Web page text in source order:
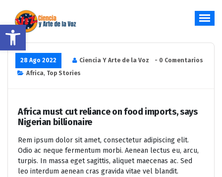
Abrir barra de herramientas
contenido
Hablar y Cantar desde el Corazón
28 Ago 2022 Ciencia Y Arte de la Voz
- 0 Comentarios
Africa, Top Stories
Africa must cut reliance on food imports, says
Nigerian billionaire
Rem ipsum dolor sit amet, consectetur adipiscing elit.
Odio ac neque fermentum morbi. Aenean lectus eu, arcu,
turpis. In massa eget sagittis, aliquet maecenas ac. Sed
leo interdum aenean cras gravida vitae vel blandit.